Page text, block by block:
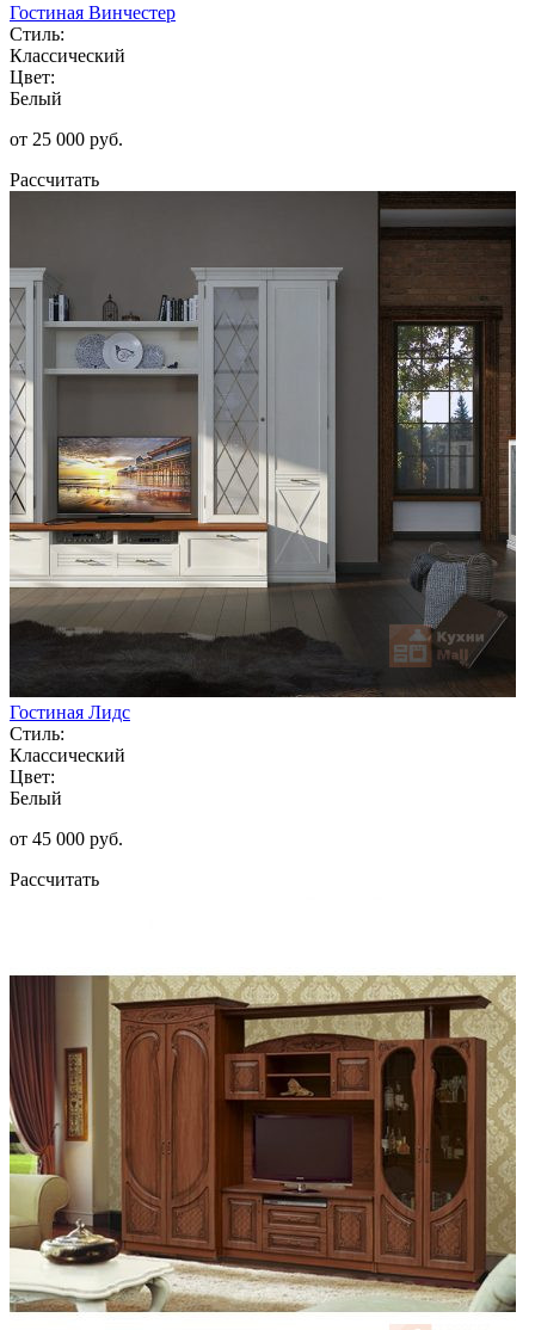
Гостиная Винчестер
Стиль:
Классический
Цвет:
Белый
от 25 000 руб.
Рассчитать
Гостиная Лидс
Стиль:
Классический
Цвет:
Белый
от 45 000 руб.
Рассчитать